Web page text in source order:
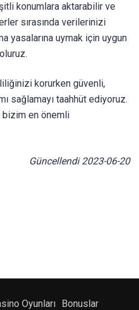
konumlara aktarabilir ve
sırasında verilerinizi
yasalarına uymak için uygun
korurken güvenli,
sağlamayı taahhüt ediyoruz.
bizim en önemli
Güncellendi 2023-06-20
Oyunları
Bonuslar